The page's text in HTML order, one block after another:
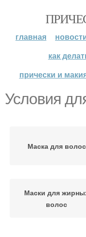
главная
как
прически и
Условия
Маска для волос
Маски для
волос